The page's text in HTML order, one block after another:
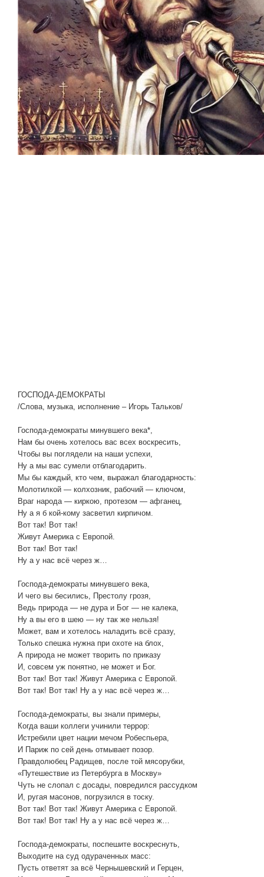
ГОСПОДА-ДЕМОКРАТЫ
/Слова, музыка, исполнение – Игорь Тальков/
Господа-демократы минувшего века*,
Нам бы очень хотелось вас всех воскресить,
Чтобы вы поглядели на наши успехи,
Ну а мы вас сумели отблагодарить.
Мы бы каждый, кто чем, выражал благодарность:
Молотилкой — колхозник, рабочий — ключом,
Враг народа — киркою, протезом — афганец,
Ну а я б кой-кому засветил кирпичом.
Вот так! Вот так!
Живут Америка с Европой.
Вот так! Вот так!
Ну а у нас всё через ж…
Господа-демократы минувшего века,
И чего вы бесились, Престолу грозя,
Ведь природа — не дура и Бог — не калека,
Ну а вы его в шею — ну так же нельзя!
Может, вам и хотелось наладить всё сразу,
Только спешка нужна при охоте на блох,
А природа не может творить по приказу
И, совсем уж понятно, не может и Бог.
Вот так! Вот так! Живут Америка с Европой.
Вот так! Вот так! Ну а у нас всё через ж…
Господа-демократы, вы знали примеры,
Когда ваши коллеги учинили террор:
Истребили цвет нации мечом Робеспьера,
И Париж по сей день отмывает позор.
Правдолюбец Радищев, после той мясорубки,
«Путешествие из Петербурга в Москву»
Чуть не слопал с досады, повредился рассудком
И, ругая масонов, погрузился в тоску.
Вот так! Вот так! Живут Америка с Европой.
Вот так! Вот так! Ну а у нас всё через ж…
Господа-демократы, поспешите воскреснуть,
Выходите на суд одураченных масс:
Пусть ответят за всё Чернышевский и Герцен,